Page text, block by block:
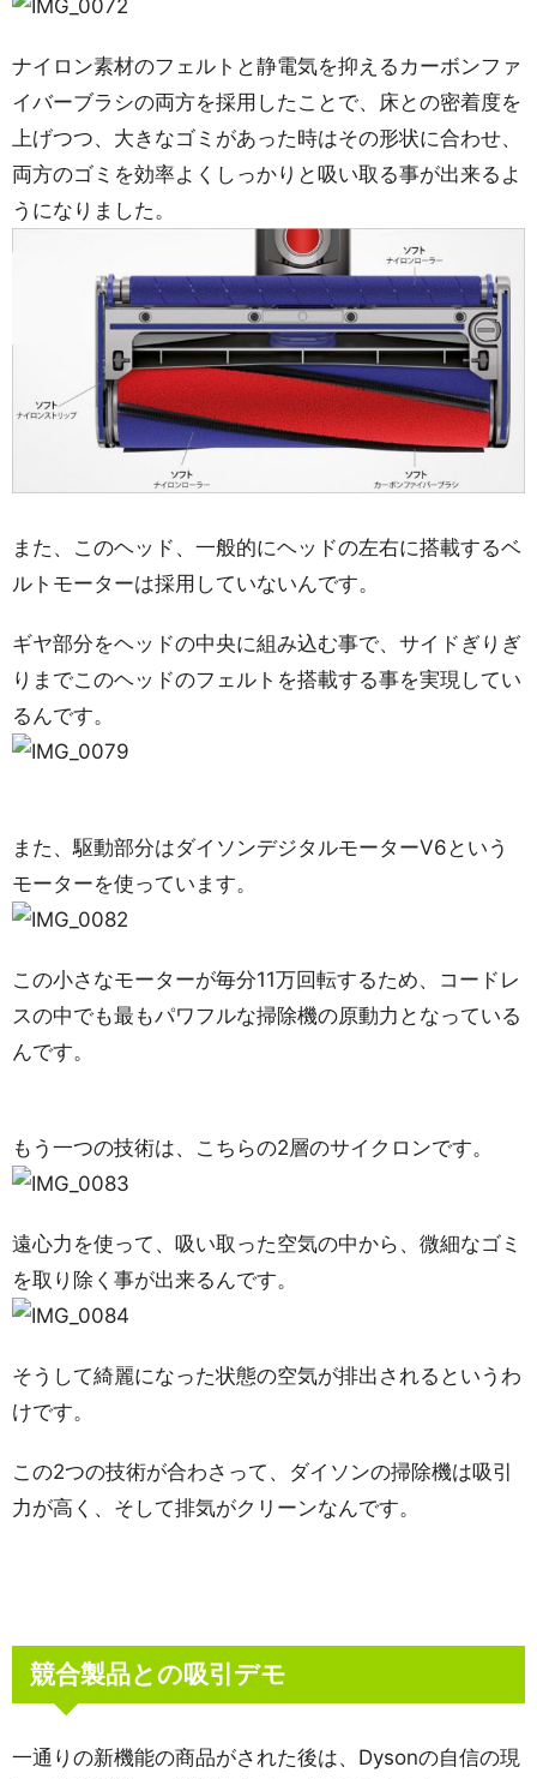
ナイロン素材のフェルトと静電気を抑えるカーボンファ
イバーブラシの両方を採用したことで、床との密着度を
上げつつ、大きなゴミがあった時はその形状に合わせ、
両方のゴミを効率よくしっかりと吸い取る事が出来るよ
うになりました。
また、このヘッド、一般的にヘッドの左右に搭載するベ
ルトモーターは採用していないんです。
ギヤ部分をヘッドの中央に組み込む事で、サイドぎりぎ
りまでこのヘッドのフェルトを搭載する事を実現してい
るんです。
また、駆動部分はダイソンデジタルモーターV6という
モーターを使っています。
この小さなモーターが毎分11万回転するため、コードレ
スの中でも最もパワフルな掃除機の原動力となっている
んです。
もう一つの技術は、こちらの2層のサイクロンです。
遠心力を使って、吸い取った空気の中から、微細なゴミ
を取り除く事が出来るんです。
そうして綺麗になった状態の空気が排出されるというわ
けです。
この2つの技術が合わさって、ダイソンの掃除機は吸引
力が高く、そして排気がクリーンなんです。
競合製品との吸引デモ
一通りの新機能の商品がされた後は、Dysonの自信の現